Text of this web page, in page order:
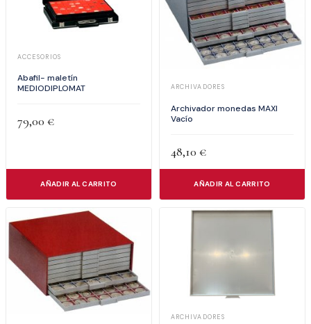
ACCESORIOS
Abafil- maletín
MEDIODIPLOMAT
79,00 €
AÑADIR AL CARRITO
ARCHIVADORES
Archivador monedas MAXI
Vacío
48,10 €
AÑADIR AL CARRITO
ARCHIVADORES